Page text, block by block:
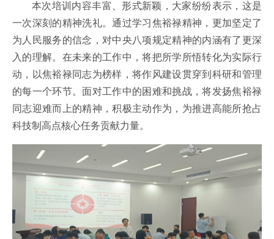
本次培训内容丰富、形式新颖，大家纷纷表示，这是
一次深刻的精神洗礼。通过学习焦裕禄精神，更加坚定了
为人民服务的信念，对中央八项规定精神的内涵有了更深
入的理解。在未来的工作中，将把所学所悟转化为实际行
动，以焦裕禄同志为榜样，将作风建设贯穿到科研和管理
的每一个环节。面对工作中的困难和挑战，将发扬焦裕禄
同志迎难而上的精神，积极主动作为，为推进高能所抢占
科技制高点核心任务贡献力量。